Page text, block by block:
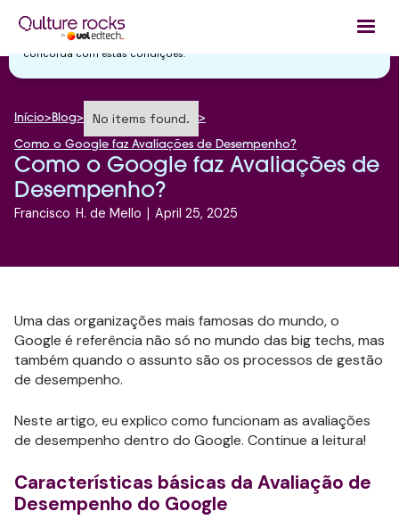
Utilizamos cookies essenciais e tecnologias semelhantes de acordo
com a nossaPolítica de Privacidade
concorda com estas condições.
Início> Blog> No items found. >
Como o Google faz Avaliações de Desempenho?
Como o Google faz Avaliações de
Desempenho?
Francisco H. de Mello | April 25, 2025
Uma das organizações mais famosas do mundo, o
Google é referência não só no mundo das big techs, mas
também quando o assunto são os processos de gestão
de desempenho.
Neste artigo, eu explico como funcionam as avaliações
de desempenho dentro do Google. Continue a leitura!
Características básicas da Avaliação de
Desempenho do Google